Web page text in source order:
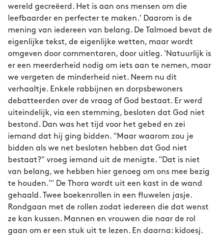
wereld gecreëerd. Het is aan ons mensen om die
leefbaarder en perfecter te maken.' Daarom is de
mening van iedereen van belang. De Talmoed bevat de
eigenlijke tekst, de eigenlijke wetten, maar wordt
omgeven door commentaren, door uitleg. 'Natuurlijk is
er een meerderheid nodig om iets aan te nemen, maar
we vergeten de minderheid niet. Neem nu dit
verhaaltje. Enkele rabbijnen en dorpsbewoners
debatteerden over de vraag of God bestaat. Er werd
uiteindelijk, via een stemming, besloten dat God niet
bestond. Dan was het tijd voor het gebed en zei
iemand dat hij ging bidden. "Maar waarom zou je
bidden als we net besloten hebben dat God niet
bestaat?" vroeg iemand uit de menigte. "Dat is niet
van belang, we hebben hier genoeg om ons mee bezig
te houden."' De Thora wordt uit een kast in de wand
gehaald. Twee boekenrollen in een fluwelen jasje.
Rondgaan met de rollen zodat iedereen die dat wenst
ze kan kussen. Mannen en vrouwen die naar de rol
gaan om er een stuk uit te lezen. En daarna: kidoesj.